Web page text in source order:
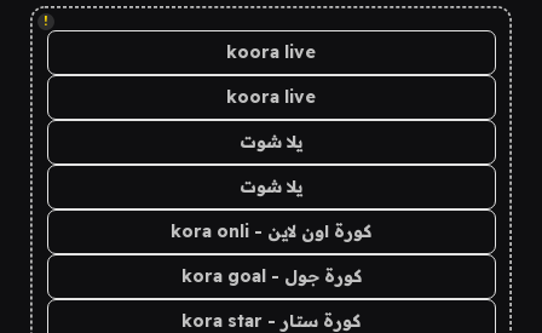
!
koora live
koora live
يلا شوت
يلا شوت
كورة اون لاين - kora onli
كورة جول - kora goal
كورة ستار - kora star